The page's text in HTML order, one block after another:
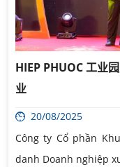
HIEP PHUOC 工业
业
20/08/2025
Công ty Cổ phần
danh Doanh nghiệp